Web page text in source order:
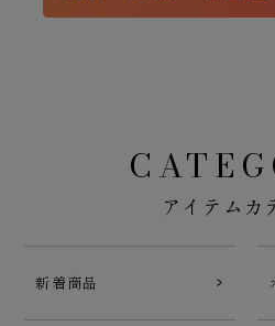
アイテムカ
新着商品